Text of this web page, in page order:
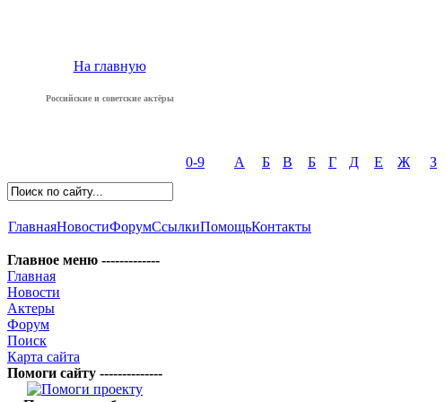
На главную
Российские и советские актёры
0-9 А Б В Б Г Д Е Ж З
ГлавнаяНовостиФорумСсылкиПомощьКонтакты
Главное меню -------------
Главная
Новости
Актеры
Форум
Поиск
Карта сайта
Помоги сайту --------------